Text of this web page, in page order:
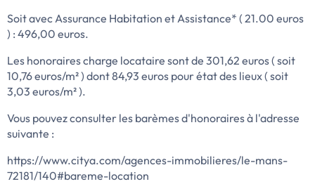
Soit avec Assurance Habitation et Assistance* ( 21.00 euros
) : 496,00 euros.
Les honoraires charge locataire sont de 301,62 euros ( soit
10,76 euros/m² ) dont 84,93 euros pour état des lieux ( soit
3,03 euros/m² ).
Vous pouvez consulter les barèmes d'honoraires à l'adresse
suivante :
https://www.citya.com/agences-immobilieres/le-mans-
72181/140#bareme-location